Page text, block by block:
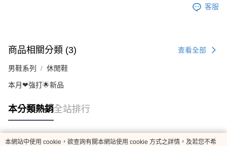
客服
商品相關分類 (3) 查看全部
男鞋系列 休閒鞋
本月❤強打🌟新品
本分類熱銷全站排行
本網站中使用 cookie，欲查詢有關本網站使用 cookie 方式之詳情，及若您不希